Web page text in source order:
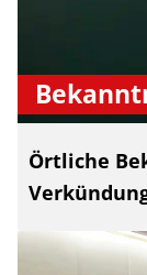
Örtliche